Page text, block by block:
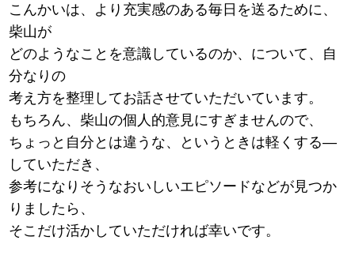
こんかいは、より充実感のある毎日を送るために、
柴山が
どのようなことを意識しているのか、について、自
分なりの
考え方を整理してお話させていただいています。
もちろん、柴山の個人的意見にすぎませんので、
ちょっと自分とは違うな、というときは軽くする―
していただき、
参考になりそうなおいしいエピソードなどが見つか
りましたら、
そこだけ活かしていただければ幸いです。